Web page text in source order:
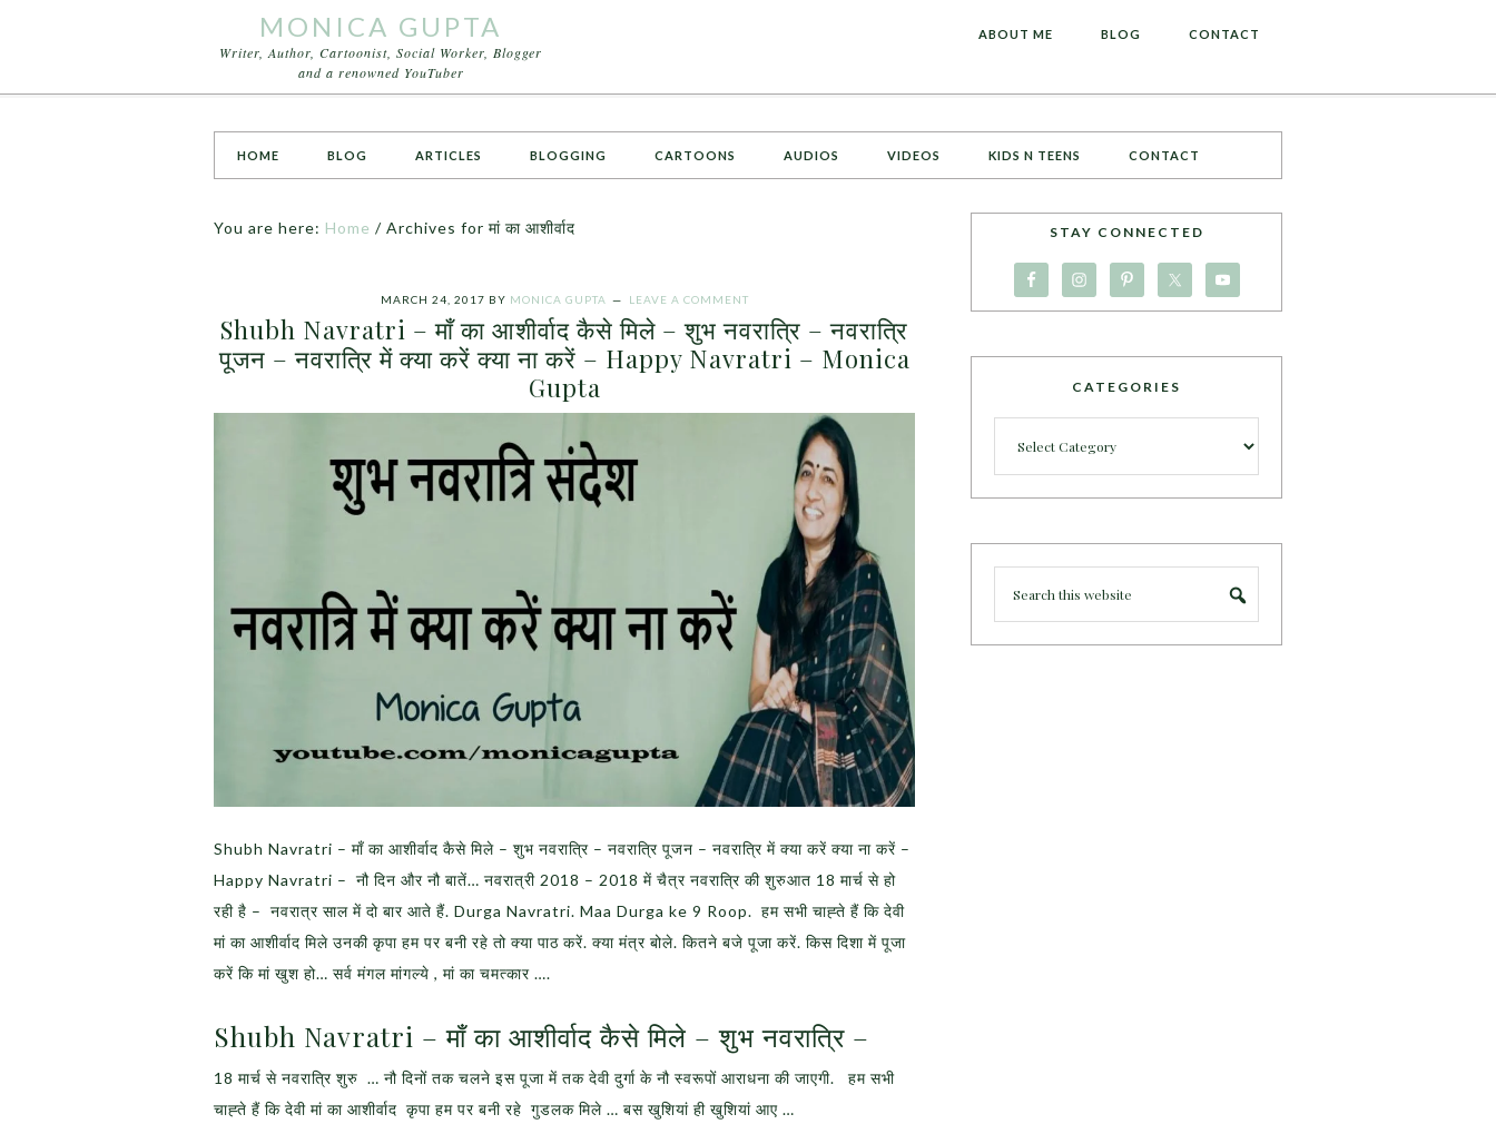
MONICA GUPTA
Writer, Author, Cartoonist, Social Worker, Blogger
and a renowned YouTuber
ABOUT ME BLOG CONTACT
HOME BLOG ARTICLES BLOGGING CARTOONS AUDIOS VIDEOS KIDS N TEENS CONTACT
You are here: Home / Archives for मां का आशीर्वाद
MARCH 24, 2017 BY MONICA GUPTA LEAVE A COMMENT
Shubh Navratri – माँ का आशीर्वाद कैसे मिले – शुभ नवरात्रि – नवरात्रि
पूजन – नवरात्रि में क्या करें क्या ना करें – Happy Navratri – Monica
Gupta
Shubh Navratri – माँ का आशीर्वाद कैसे मिले – शुभ नवरात्रि – नवरात्रि पूजन – नवरात्रि में क्या करें क्या ना करें –
Happy Navratri – नौ दिन और नौ बातें… नवरात्री 2018 – 2018 में चैत्र नवरात्र‍ि की शुरुआत 18 मार्च से हो
रही है – नवरात्र साल में दो बार आते हैं. Durga Navratri. Maa Durga ke 9 Roop. हम सभी चाह्ते हैं कि देवी
मां का आशीर्वाद मिले उनकी कृपा हम पर बनी रहे तो क्या पाठ करें. क्या मंत्र बोले. कितने बजे पूजा करें. किस दिशा में पूजा
करें कि मां खुश हो… सर्व मंगल मांगल्ये , मां का चमत्कार ….
Shubh Navratri – माँ का आशीर्वाद कैसे मिले – शुभ नवरात्रि –
18 मार्च से नवरात्रि शुरु … नौ दिनों तक चलने इस पूजा में तक देवी दुर्गा के नौ स्वरूपों आराधना की जाएगी. हम सभी
चाह्ते हैं कि देवी मां का आशीर्वाद कृपा हम पर बनी रहे गुडलक मिले … बस खुशियां ही खुशियां आए …
STAY CONNECTED
CATEGORIES